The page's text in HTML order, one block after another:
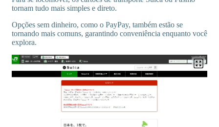
tornam tudo mais simples e direto.
Opções sem dinheiro, como o PayPay, também estão se
tornando mais comuns, garantindo conveniência enquanto você
explora.